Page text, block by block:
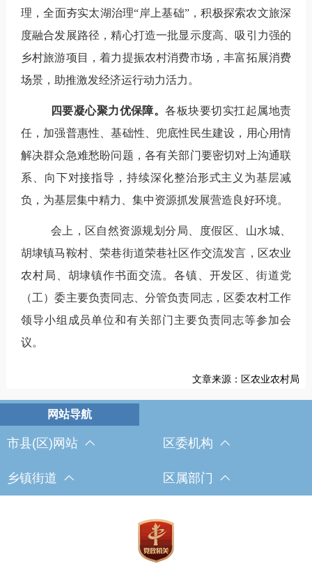
理，全面夯实太湖治理“岸上基础”，积极探索农文旅深
度融合发展路径，精心打造一批显示度高、吸引力强的
乡村旅游项目，着力提振农村消费市场，丰富拓展消费
场景，助推激发经济运行动力活力。
四要凝心聚力优保障。各板块要切实扛起属地责
任，加强普惠性、基础性、兜底性民生建设，用心用情
解决群众急难愁盼问题，各有关部门要密切对上沟通联
系、向下对接指导，持续深化整治形式主义为基层减
负，为基层集中精力、集中资源抓发展营造良好环境。
会上，区自然资源规划分局、度假区、山水城、
胡埭镇马鞍村、荣巷街道荣巷社区作交流发言，区农业
农村局、胡埭镇作书面交流。各镇、开发区、街道党
（工）委主要负责同志、分管负责同志，区委农村工作
领导小组成员单位和有关部门主要负责同志等参加会
议。
文章来源：区农业农村局
市县(区)网站 区委机构
乡镇街道 区属部门